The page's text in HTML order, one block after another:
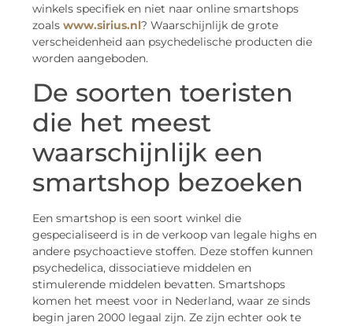
winkels specifiek en niet naar online smartshops
zoals www.sirius.nl? Waarschijnlijk de grote
verscheidenheid aan psychedelische producten die
worden aangeboden.
De soorten toeristen
die het meest
waarschijnlijk een
smartshop bezoeken
Een smartshop is een soort winkel die
gespecialiseerd is in de verkoop van legale highs en
andere psychoactieve stoffen. Deze stoffen kunnen
psychedelica, dissociatieve middelen en
stimulerende middelen bevatten. Smartshops
komen het meest voor in Nederland, waar ze sinds
begin jaren 2000 legaal zijn. Ze zijn echter ook te